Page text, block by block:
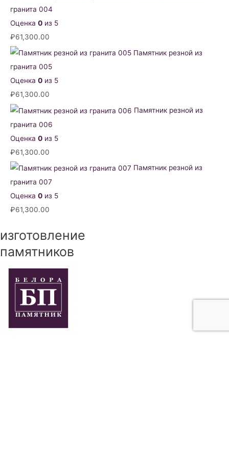
гранита 004
Оценка 0 из 5
₽61,300.00
Памятник резной из
гранита 005
Оценка 0 из 5
₽61,300.00
Памятник резной из
гранита 006
Оценка 0 из 5
₽61,300.00
Памятник резной из
гранита 007
Оценка 0 из 5
₽61,300.00
изготовление
памятников